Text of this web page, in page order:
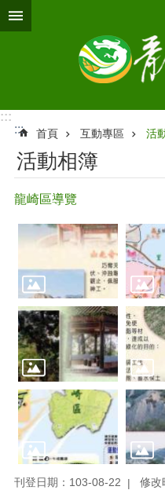
跳到主要內容區塊
:::
:::
首頁 互動專區 活
活動相簿
龍崎區導覽
刊登日期：103-08-22 修改